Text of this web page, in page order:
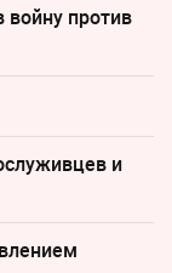
войну против
и